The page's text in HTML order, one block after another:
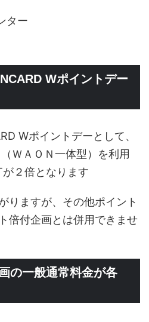
ター
Wポイントデー
Wポイントデーとして、
ＷＡＯＮ一体型）を利用
２倍となります
りますが、その他ポイント
倍付企画とは併用できませ
の一般通常料金が各